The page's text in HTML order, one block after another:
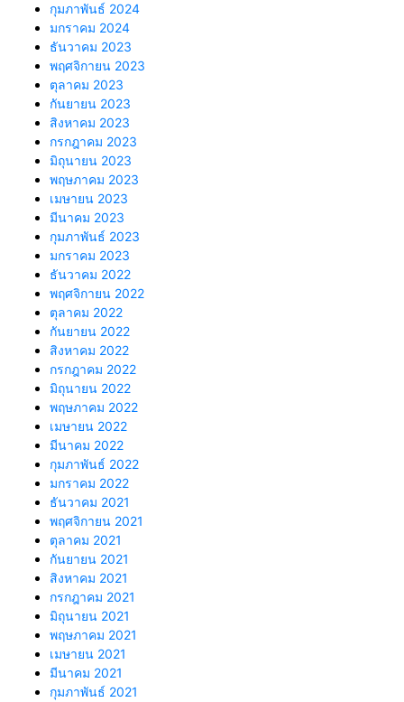
กุมภาพันธ์ 2024
มกราคม 2024
ธันวาคม 2023
พฤศจิกายน 2023
ตุลาคม 2023
กันยายน 2023
สิงหาคม 2023
กรกฎาคม 2023
มิถุนายน 2023
พฤษภาคม 2023
เมษายน 2023
มีนาคม 2023
กุมภาพันธ์ 2023
มกราคม 2023
ธันวาคม 2022
พฤศจิกายน 2022
ตุลาคม 2022
กันยายน 2022
สิงหาคม 2022
กรกฎาคม 2022
มิถุนายน 2022
พฤษภาคม 2022
เมษายน 2022
มีนาคม 2022
กุมภาพันธ์ 2022
มกราคม 2022
ธันวาคม 2021
พฤศจิกายน 2021
ตุลาคม 2021
กันยายน 2021
สิงหาคม 2021
กรกฎาคม 2021
มิถุนายน 2021
พฤษภาคม 2021
เมษายน 2021
มีนาคม 2021
กุมภาพันธ์ 2021